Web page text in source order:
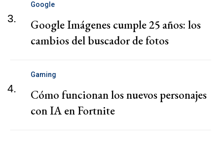
3.
Google
Google Imágenes cumple 25 años: los
cambios del buscador de fotos
4.
Gaming
Cómo funcionan los nuevos personajes
con IA en Fortnite